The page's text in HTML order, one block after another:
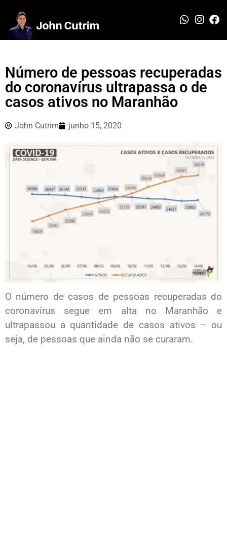
Número de pessoas recuperadas
do coronavírus ultrapassa o de
casos ativos no Maranhão
John Cutrim junho 15, 2020
O número de casos de pessoas recuperadas do
coronavírus segue em alta no Maranhão e
ultrapassou a quantidade de casos ativos – ou
seja, de pessoas que ainda não se curaram.